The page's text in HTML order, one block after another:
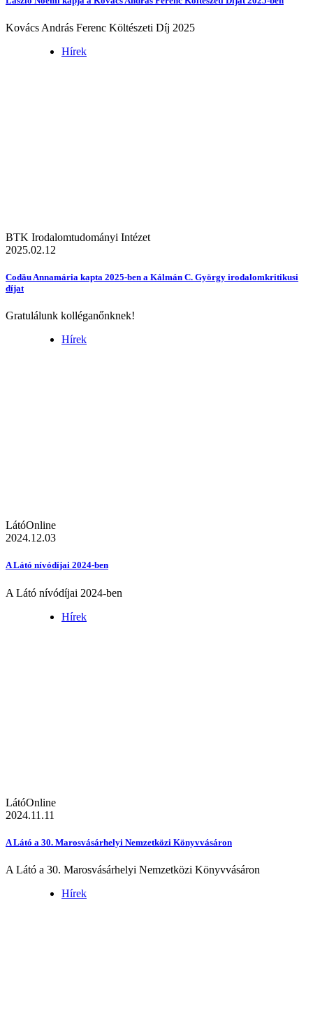
Kovács András Ferenc Költészeti Díj 2025
Hírek
BTK Irodalomtudományi Intézet
2025.02.12
Codău Annamária kapta 2025-ben a Kálmán C. György irodalomkritikusi
díjat
Gratulálunk kolléganőnknek!
Hírek
LátóOnline
2024.12.03
A Látó nívódíjai 2024-ben
A Látó nívódíjai 2024-ben
Hírek
LátóOnline
2024.11.11
A Látó a 30. Marosvásárhelyi Nemzetközi Könyvvásáron
A Látó a 30. Marosvásárhelyi Nemzetközi Könyvvásáron
Hírek